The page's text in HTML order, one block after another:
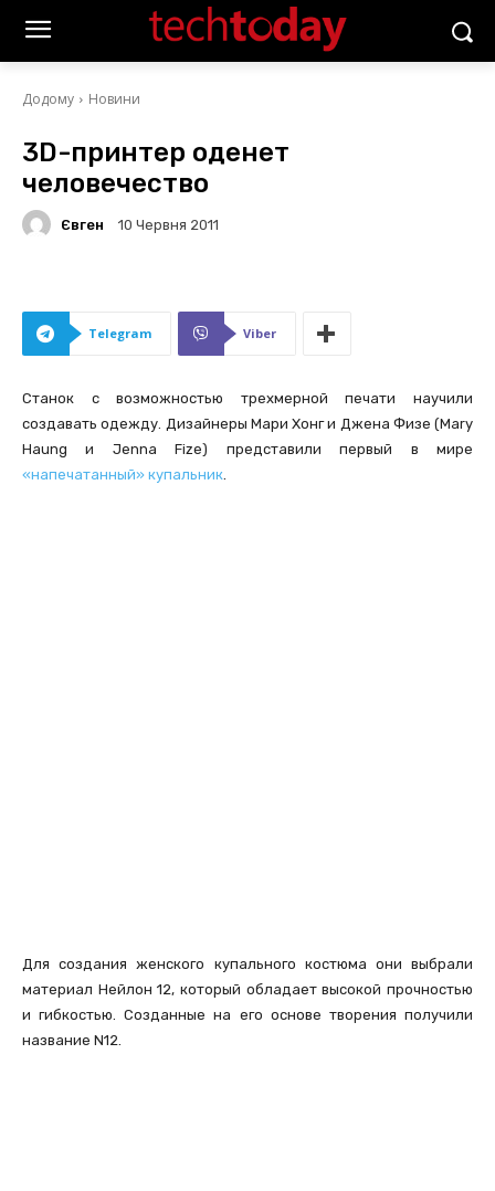
Додому Новини
3D-принтер оденет
человечество
Євген 10 Червня 2011
Telegram Viber
Станок с возможностью трехмерной печати научили
создавать одежду. Дизайнеры Мари Хонг и Джена Физе (Mary
Haung и Jenna Fize) представили первый в мире
«напечатанный» купальник.
Для создания женского купального костюма они выбрали
материал Нейлон 12, который обладает высокой прочностью
и гибкостью. Созданные на его основе творения получили
название N12.